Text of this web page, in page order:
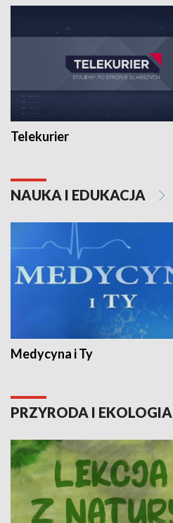
Telekurier
NAUKA I EDUKACJA
Medycyna i Ty
PRZYRODA I EKOLOGIA